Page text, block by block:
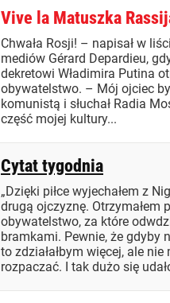
Vive la Matuszka
Chwała Rosji! – napisał w
mediów Gérard Depardieu,
dekretowi Władimira Putina
obywatelstwo. – Mój ojciec
komunistą i słuchał Radia
część mojej kultury...
Cytat tygodnia
„Dzięki piłce wyjechałem z
drugą ojczyznę. Otrzymałem
obywatelstwo, za które
bramkami. Pewnie, że gdyby
to zdziałałbym więcej, ale nie
rozpaczać. I tak dużo się